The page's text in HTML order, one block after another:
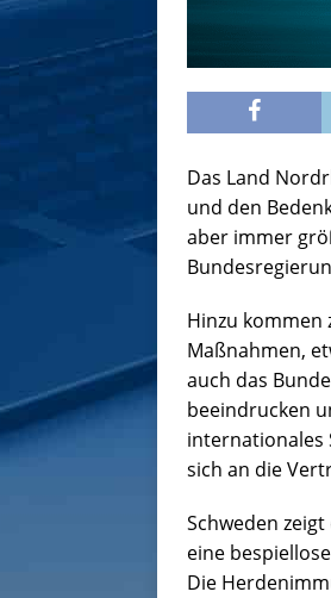
Das Land
und den
aber immer
Hinzu kommen
Maßnahmen,
auch das
beeindrucken
internationales
sich an die
Schweden
eine
Die